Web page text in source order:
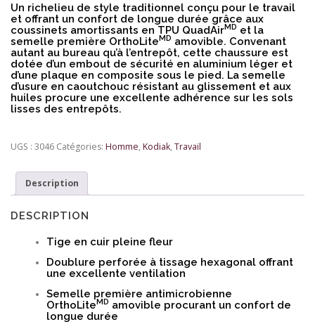
Un richelieu de style traditionnel conçu pour le travail
et offrant un confort de longue durée grâce aux
coussinets amortissants en TPU QuadAirMD et la
semelle première OrthoLite MD amovible. Convenant
autant au bureau qu’à l’entrepôt, cette chaussure est
dotée d’un embout de sécurité en aluminium léger et
d’une plaque en composite sous le pied. La semelle
d’usure en caoutchouc résistant au glissement et aux
huiles procure une excellente adhérence sur les sols
lisses des entrepôts.
UGS : 3046 Catégories: Homme, Kodiak, Travail
Description
DESCRIPTION
Tige en cuir pleine fleur
Doublure perforée à tissage hexagonal offrant
une excellente ventilation
Semelle première antimicrobienne
OrthoLite MD amovible procurant un confort de
longue durée